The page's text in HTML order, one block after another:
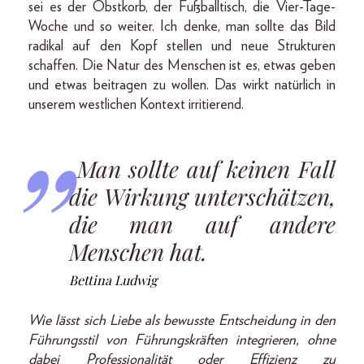
sei es der Obstkorb, der Fußballtisch, die Vier-Tage-
Woche und so weiter. Ich denke, man sollte das Bild
radikal auf den Kopf stellen und neue Strukturen
schaffen. Die Natur des Menschen ist es, etwas geben
und etwas beitragen zu wollen. Das wirkt natürlich in
unserem westlichen Kontext irritierend.
Man sollte auf keinen Fall
die Wirkung unterschätzen,
die man auf andere
Menschen hat.
Bettina Ludwig
Wie lässt sich Liebe als bewusste Entscheidung in den
Führungsstil von Führungskräften integrieren, ohne
dabei Professionalität oder Effizienz zu